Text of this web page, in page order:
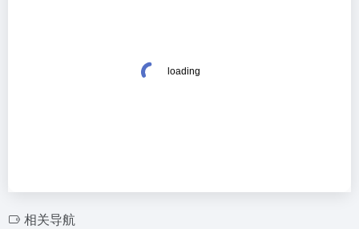
相关导航